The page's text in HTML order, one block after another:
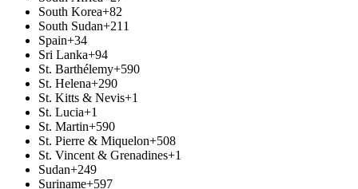
South Korea+82
South Sudan+211
Spain+34
Sri Lanka+94
St. Barthélemy+590
St. Helena+290
St. Kitts & Nevis+1
St. Lucia+1
St. Martin+590
St. Pierre & Miquelon+508
St. Vincent & Grenadines+1
Sudan+249
Suriname+597